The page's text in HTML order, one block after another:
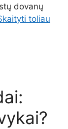
dovanų
toliau